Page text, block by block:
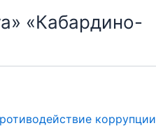
«Кабардино-
коррупции